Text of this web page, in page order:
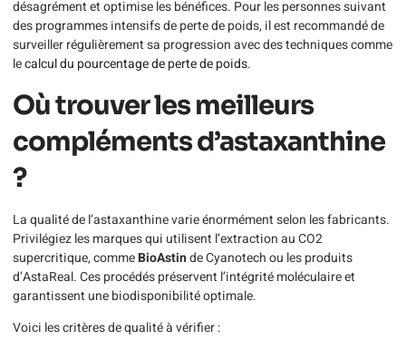
désagrément et optimise les bénéfices. Pour les personnes suivant
des programmes intensifs de perte de poids, il est recommandé de
surveiller régulièrement sa progression avec des techniques comme
lecalcul du pourcentage de perte de poids.
Où trouver les meilleurs
compléments d’astaxanthine
?
La qualité de l’astaxanthine varie énormément selon les fabricants.
Privilégiez les marques qui utilisent l’extraction au CO2
supercritique, commeBioAstinde Cyanotech ou les produits
d’AstaReal. Ces procédés préservent l’intégrité moléculaire et
garantissent une biodisponibilité optimale.
Voici les critères de qualité à vérifier :